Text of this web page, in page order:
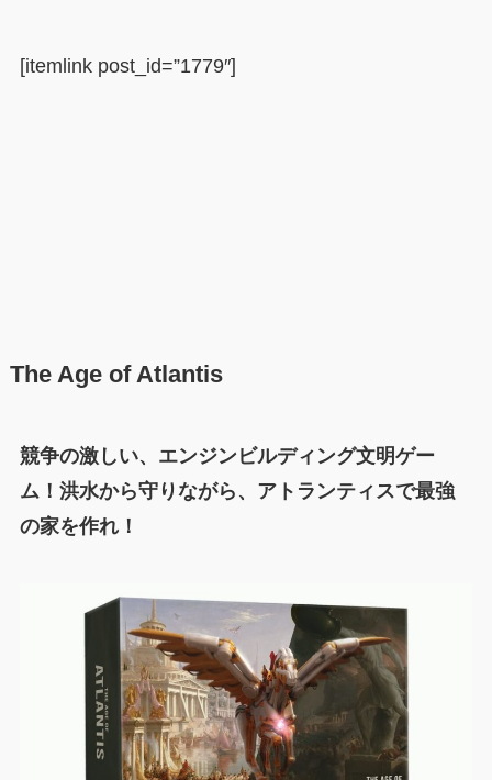
[itemlink post_id=”1779″]
The Age of Atlantis
競争の激しい、エンジンビルディング文明ゲー
ム！洪水から守りながら、アトランティスで最強
の家を作れ！